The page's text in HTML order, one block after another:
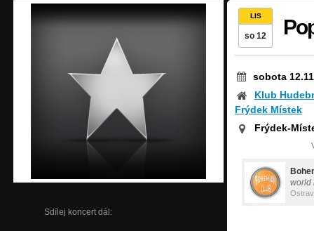
Sdílej koncert dál:
LIS
so 12
sobota
Klub
Frýdek Místek
Frýdek-
world